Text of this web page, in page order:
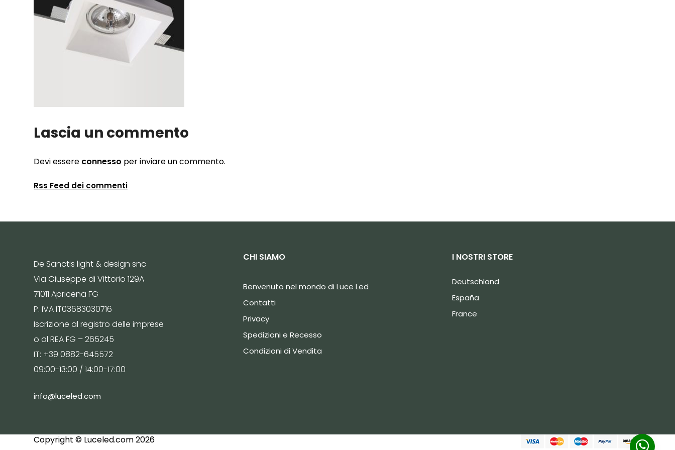
Lascia un commento
Devi essere connesso per inviare un commento.
Rss Feed dei commenti
De Sanctis light & design snc
Via Giuseppe di Vittorio 129A
71011 Apricena FG
P. IVA IT03683030716
Iscrizione al registro delle imprese
o al REA FG – 265245
IT: +39 0882-645572
09:00-13:00 / 14:00-17:00
info@luceled.com
CHI SIAMO
Benvenuto nel mondo di Luce Led
Contatti
Privacy
Spedizioni e Recesso
Condizioni di Vendita
I NOSTRI STORE
Deutschland
España
France
Copyright © Luceled.com 2026